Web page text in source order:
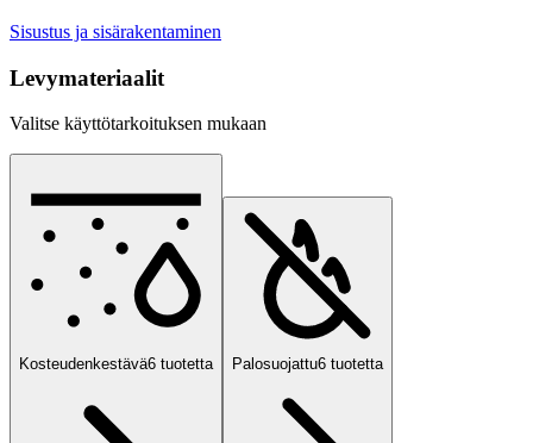
Sisustus ja sisärakentaminen
Levymateriaalit
Valitse käyttötarkoituksen mukaan
Kosteudenkestävä6 tuotetta Palosuojattu6 tuotetta